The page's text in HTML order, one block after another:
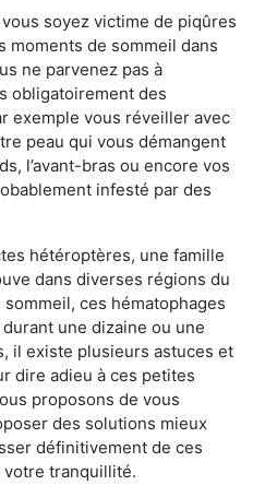
soyez victime de piqûres
moments de sommeil dans
ne parvenez pas à
obligatoirement des
exemple vous réveiller avec
peau qui vous démangent
l’avant-bras ou encore vos
infesté par des
hétéroptères, une famille
dans diverses régions du
ces hématophages
une dizaine ou une
il existe plusieurs astuces et
dire adieu à ces petites
proposons de vous
des solutions mieux
définitivement de ces
tranquillité.